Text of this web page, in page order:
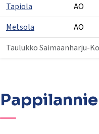
Taulukko Saimaanharju-
Tapiola
AO
Metsola
AO